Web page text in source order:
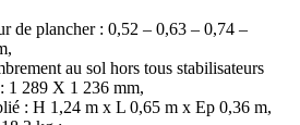
de plancher : 0,52 – 0,63 – 0,74 –
au sol hors tous stabilisateurs
1 289 X 1 236 mm,
: H 1,24 m x L 0,65 m x Ep 0,36 m,